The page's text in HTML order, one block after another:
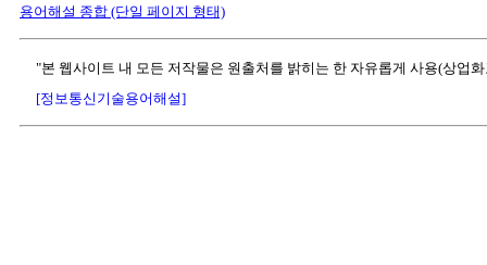
용어해설 종합 (단일 페이지 형태)
"본 웹사이트 내 모든 저작물은 원출처를 밝히는 한 자유롭게 사용(상업
[정보통신기술용어해설]